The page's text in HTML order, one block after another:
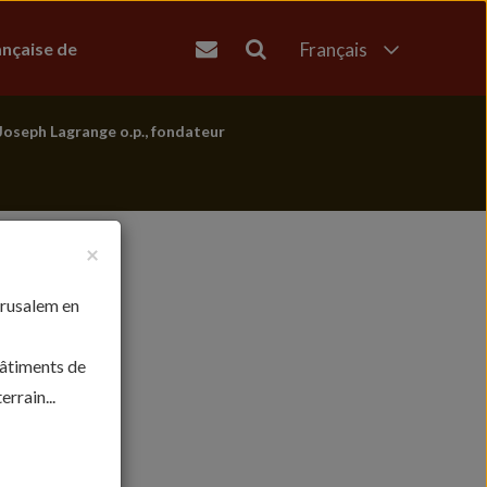
de
Français
Lagrange o.p., fondateur
×
en
de